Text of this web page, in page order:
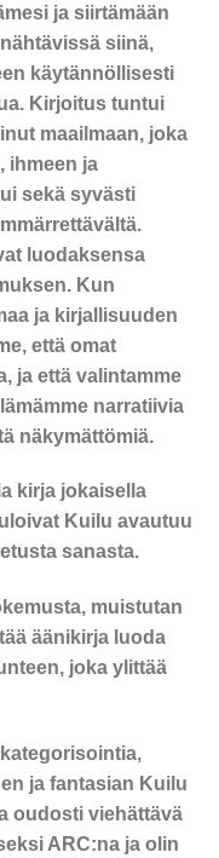
ja siirtämään
siinä,
käytännöllisesti
Kirjoitus tuntui
maailmaan, joka
ihmeen ja
sekä syvästi
luodaksensa
Kun
ja kirjallisuuden
että omat
ja että valintamme
narratiivia
näkymättömiä.
kirja​ jokaisella
Kuilu avautuu
sanasta.
muistutan
äänikirja luoda
joka ylittää
ja fantasian Kuilu
oudosti viehättävä
ARC:na ja olin